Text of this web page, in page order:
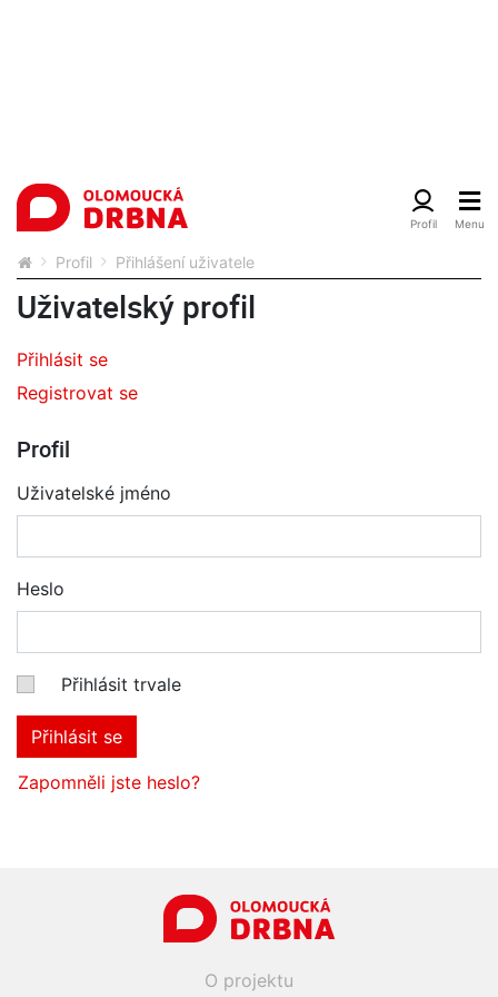
Profil Přihlášení uživatele
Uživatelský profil
Přihlásit se
Registrovat se
Profil
Uživatelské jméno
Heslo
Přihlásit trvale
Přihlásit se
Zapomněli jste heslo?
O projektu